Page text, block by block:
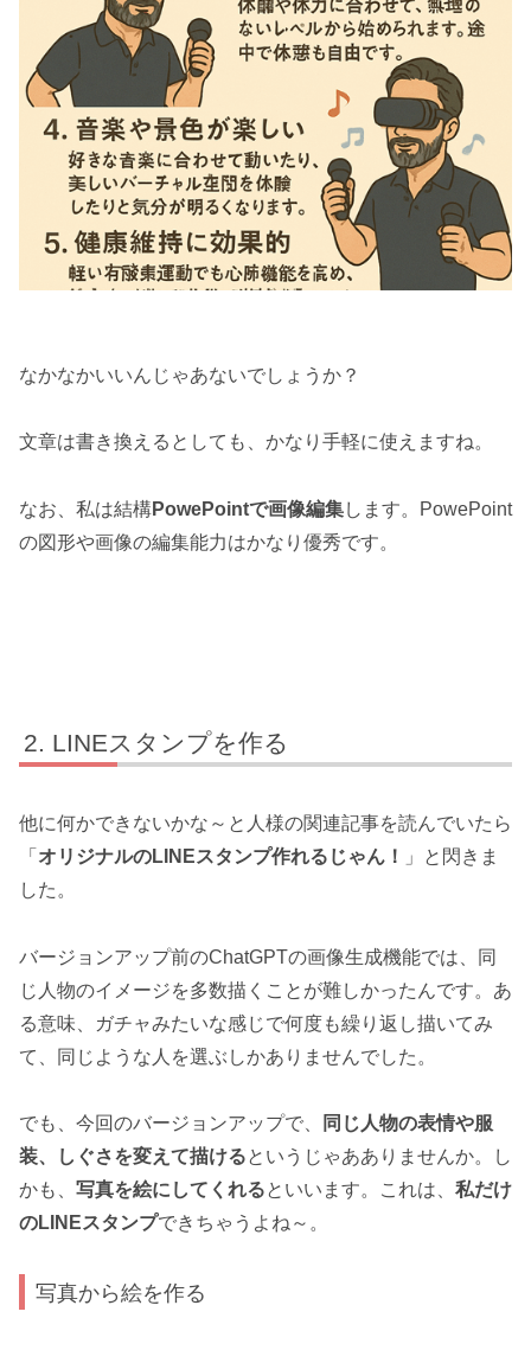
なかなかいいんじゃあないでしょうか？
文章は書き換えるとしても、かなり手軽に使えますね。
なお、私は結構PowePointで画像編集します。PowePoint
の図形や画像の編集能力はかなり優秀です。
LINEスタンプを作る
他に何かできないかな～と人様の関連記事を読んでいたら
「 オリジナルのLINEスタンプ作れるじゃん！
」と閃きま
した。
バージョンアップ前のChatGPTの画像生成機能では、同
じ人物のイメージを多数描くことが難しかったんです。あ
る意味、ガチャみたいな感じで何度も繰り返し描いてみ
て、同じような人を選ぶしかありませんでした。
でも、今回のバージョンアップで、
同じ人物の表情や服
装、しぐさを変えて描けるというじゃあありませんか。し
かも、 写真を絵にしてくれるといいます。これは、 私だけ
のLINEスタンプできちゃうよね～。
写真から絵を作る